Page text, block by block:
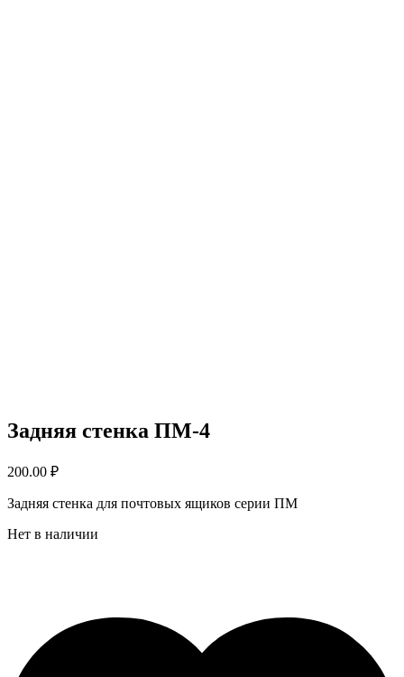
Задняя стенка ПМ-4
200.00 ₽
Задняя стенка для почтовых ящиков серии ПМ
Нет в наличии